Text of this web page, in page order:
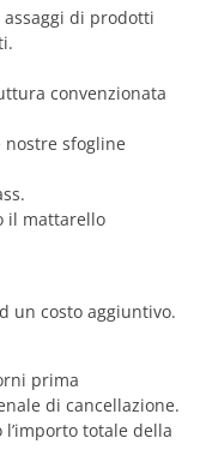
assaggi di prodotti
convenzionata
nostre sfogline
il mattarello
un costo aggiuntivo.
prima
di cancellazione.
totale della